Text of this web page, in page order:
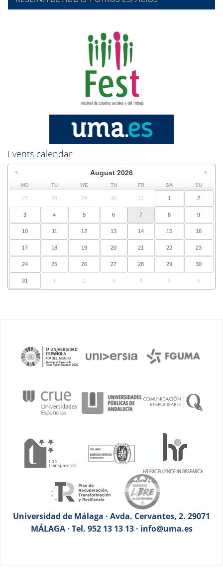
Events calendar
August 2026
MO TU WE TH FR SA SU
27 28 29 30 31 1 2
3 4 5 6 7 8 9
10 11 12 13 14 15 16
17 18 19 20 21 22 23
24 25 26 27 28 29 30
31 1 2 3 4 5 6
Universidad de Málaga · Avda. Cervantes, 2. 29071
MÁLAGA · Tel. 952 13 13 13 · info@uma.es